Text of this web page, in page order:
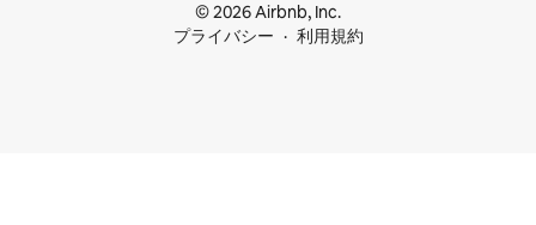
© 2026 Airbnb, Inc.
プライバシー
利用規約